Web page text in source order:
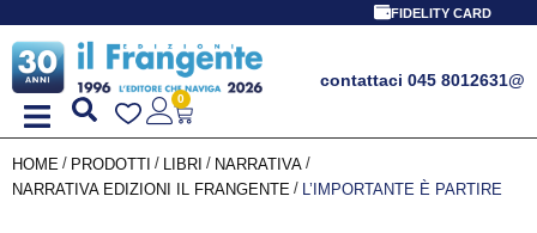
FIDELITY CARD
contattaci 045 8012631@
0
HOME / PRODOTTI / LIBRI / NARRATIVA /
NARRATIVA EDIZIONI IL FRANGENTE / L’IMPORTANTE È PARTIRE